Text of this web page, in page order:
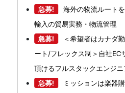
急募!
海外の物流ルート
輸入の貿易実務・物流管理
急募!
＜希望者はカナダ
ート/フレックス制＞自社EC
頂けるフルスタックエンジニ
急募!
ミッションは楽器